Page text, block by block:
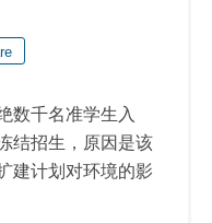
数千名准学生入
结招生，原因是该
建计划对环境的影